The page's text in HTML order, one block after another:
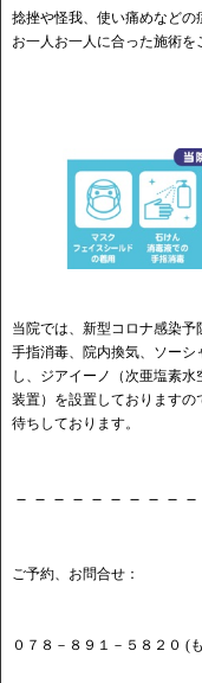
捻挫や怪我、使い痛めなどの
お一人お一人に合った施術を
当院では、新型コロナ感染予
手指消毒、院内換気、ソー
し、ジアイーノ（次亜塩素
装置）を設置しております
待ちしております。
－－－－－－－－－
ご予約、お問合せ：
０７８－８９１－５８２０ (